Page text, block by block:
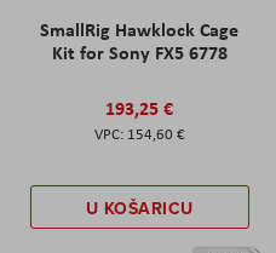
SmallRig Hawklock Cage
Kit for Sony FX5 6778
193,25 €
154,60 €
U KOŠARICU